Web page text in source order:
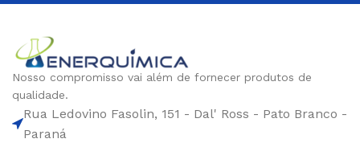
Nosso compromisso vai além de fornecer produtos de
qualidade.
Rua Ledovino Fasolin, 151 - Dal' Ross - Pato Branco -
Paraná